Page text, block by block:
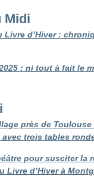
Midi
d’Hiver :
: ni tout à fait le
près de
trois tables
pour susciter la
Livre d’Hiver à